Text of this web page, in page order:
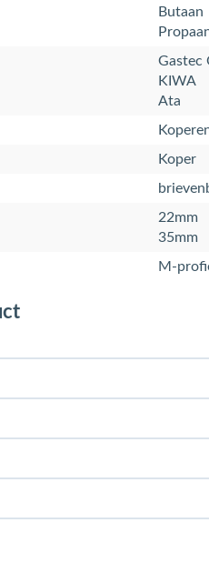
Butaan
Gastec
KIWA
Ata
Koper
22mm
35mm
M-